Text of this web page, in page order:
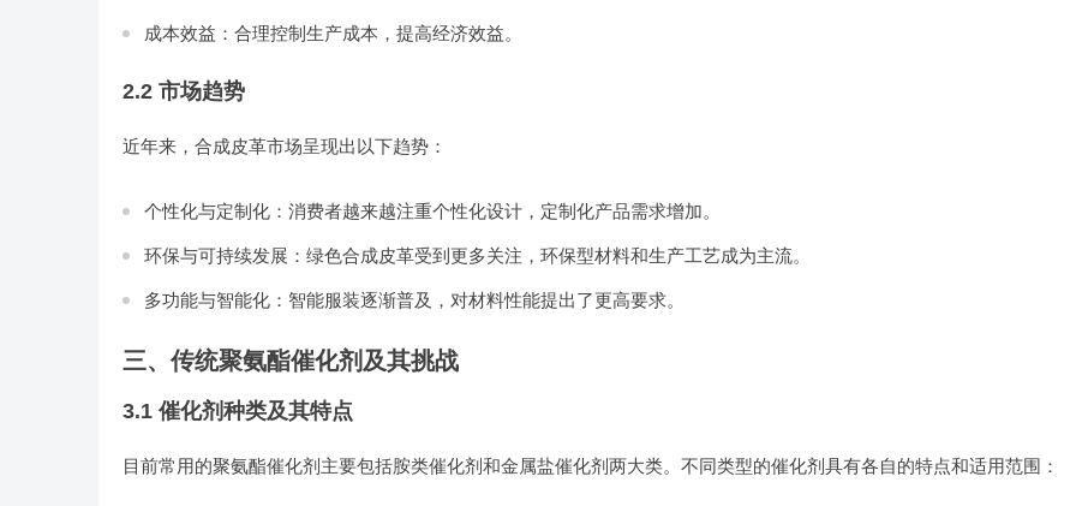
成本效益：合理控制生产成本，提高经济效益。
2.2 市场趋势
近年来，合成皮革市场呈现出以下趋势：
个性化与定制化：消费者越来越注重个性化设计，定制化产品需求增加。
环保与可持续发展：绿色合成皮革受到更多关注，环保型材料和生产工艺成为主流。
多功能与智能化：智能服装逐渐普及，对材料性能提出了更高要求。
三、传统聚氨酯催化剂及其挑战
3.1 催化剂种类及其特点
目前常用的聚氨酯催化剂主要包括胺类催化剂和金属盐催化剂两大类。不同类型的催化剂具有各自的特点和适用范围：